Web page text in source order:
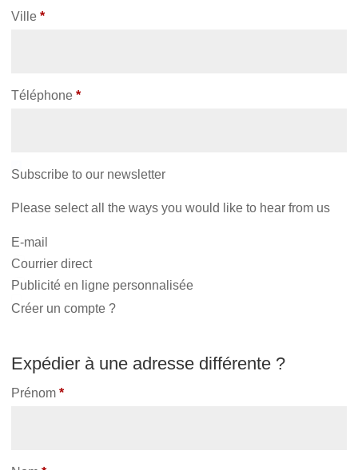
Ville *
Téléphone *
Subscribe to our newsletter
Please select all the ways you would like to hear from us
E-mail
Courrier direct
Publicité en ligne personnalisée
Créer un compte ?
Expédier à une adresse différente ?
Prénom*